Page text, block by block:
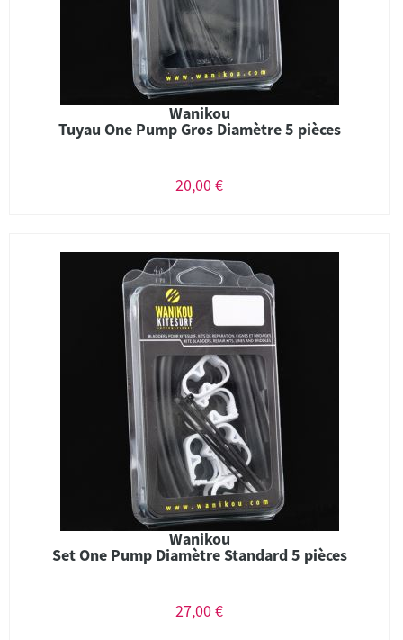
Wanikou
Tuyau One Pump Gros Diamètre 5 pièces
20,00 €
Wanikou
Set One Pump Diamètre Standard 5 pièces
27,00 €